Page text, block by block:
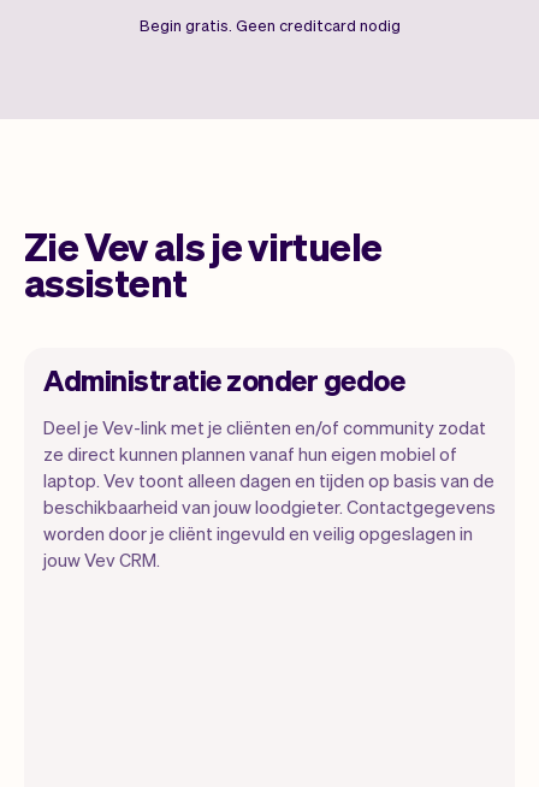
Begin gratis. Geen creditcard nodig
Zie Vev als je virtuele
assistent
Administratie zonder gedoe
Deel je Vev-link met je cliënten en/of community zodat
ze direct kunnen plannen vanaf hun eigen mobiel of
laptop. Vev toont alleen dagen en tijden op basis van de
beschikbaarheid van jouw loodgieter. Contactgegevens
worden door je cliënt ingevuld en veilig opgeslagen in
jouw Vev CRM.
Wij willen dat jij je kunt focussen op je
talent. Vev zorgt voor alle randzaken.